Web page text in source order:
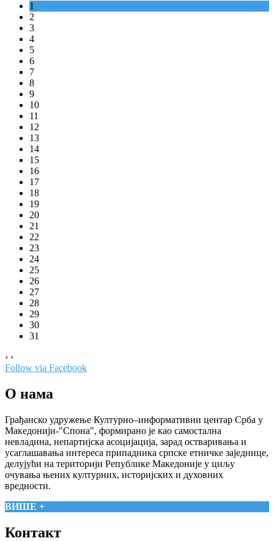
1
2
3
4
5
6
7
8
9
10
11
12
13
14
15
16
17
18
19
20
21
22
23
24
25
26
27
28
29
30
31
› ‹
Follow via Facebook
О нама
Грађанско удружење Културно–информативни центар Срба у
Македонији-"Спона", формирано је као самостална
невладина, непартијска асоцијација, зарад остваривања и
усаглашавања интереса припадника српске етничке заједнице,
делујући на територији Републике Македоније у циљу
очувања њених културних, историјских и духовних
вредности.
ВИШЕ +
Контакт